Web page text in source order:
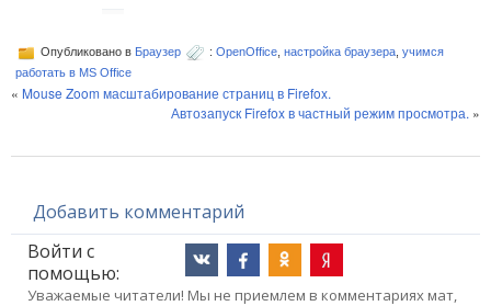
Опубликовано в Браузер : OpenOffice настройка браузера учимся
работать в MS Office
« Mouse Zoom масштабирование страниц в Firefox.
Автозапуск Firefox в частный режим просмотра. »
Добавить комментарий
Войти с
помощью:
Уважаемые читатели! Мы не приемлем в комментариях мат,